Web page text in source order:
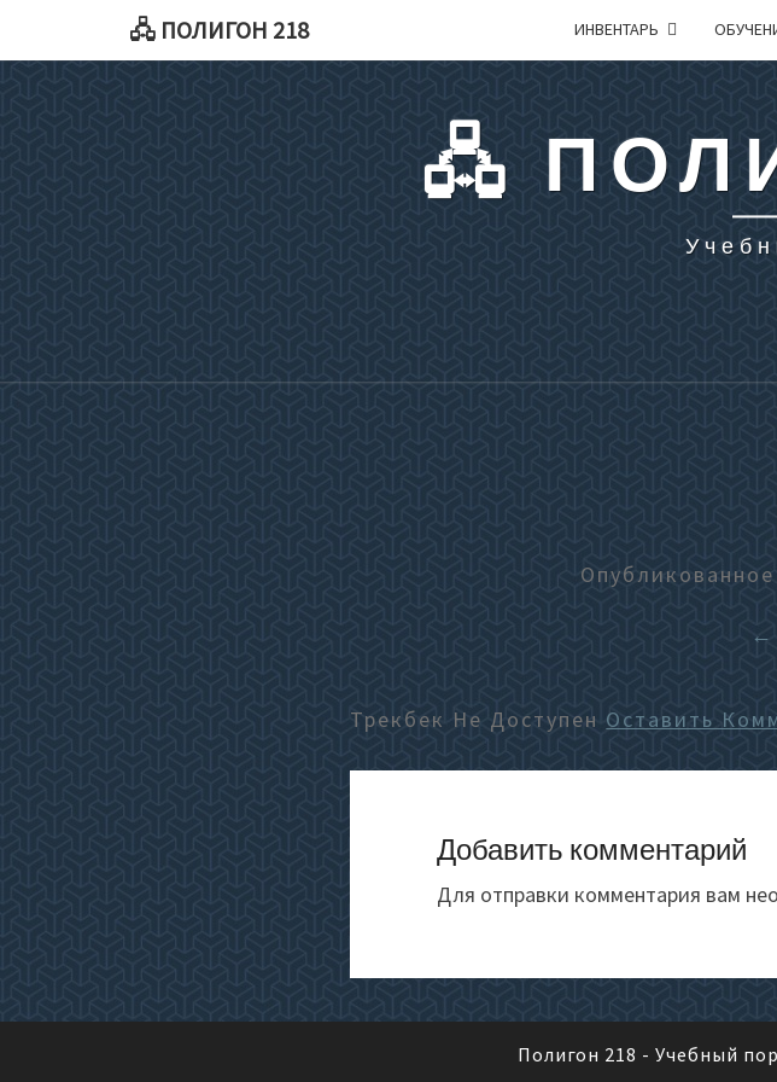
🖧 ПОЛИГОН 218 ИНВЕНТАРЬ
🖧
Опубликованное
←
Трекбек Не Доступен Оставить
Добавить комментарий
Для отправки комментария вам
Полигон 218 - Учебный